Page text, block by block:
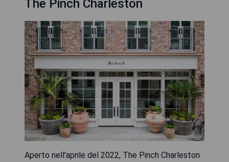
The Pinch Charleston
Aperto nell'aprile del 2022, The Pinch Charleston